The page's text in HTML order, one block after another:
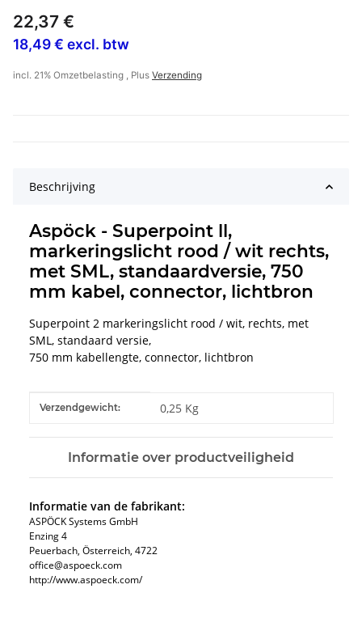
22,37 €
18,49 € excl. btw
incl. 21% Omzetbelasting , Plus Verzending
Beschrijving
Aspöck - Superpoint ll,
markeringslicht rood / wit rechts,
met SML, standaardversie, 750
mm kabel, connector, lichtbron
Superpoint 2 markeringslicht rood / wit, rechts, met
SML, standaard versie,
750 mm kabellengte, connector, lichtbron
#productDetails.itemInformation#
#productDetails.itemValue#
Verzendgewicht: 0,25 Kg
Informatie over productveiligheid
Informatie van de fabrikant:
ASPÖCK Systems GmbH
Enzing 4
Peuerbach, Österreich, 4722
office@aspoeck.com
http://www.aspoeck.com/